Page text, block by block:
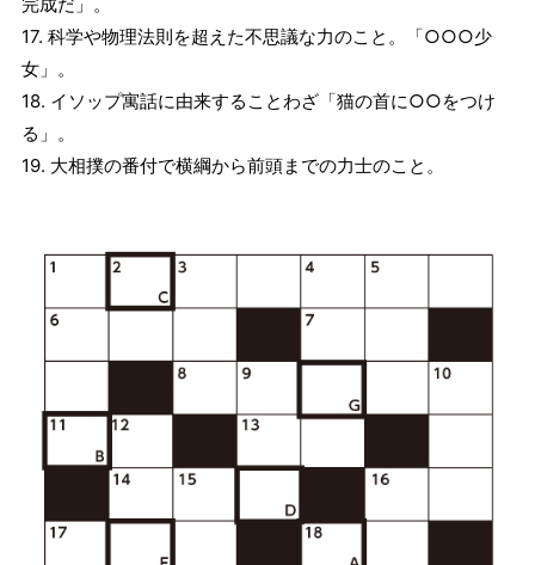
完成だ」。
17. 科学や物理法則を超えた不思議な力のこと。「○○○少
女」。
18. イソップ寓話に由来することわざ「猫の首に○○をつけ
る」。
19. 大相撲の番付で横綱から前頭までの力士のこと。